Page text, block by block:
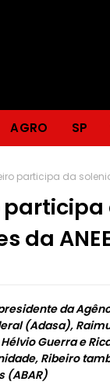
AGRO SP
participa da
da
da
(Adasa),
Guerra e
Ribeiro
(ABAR)